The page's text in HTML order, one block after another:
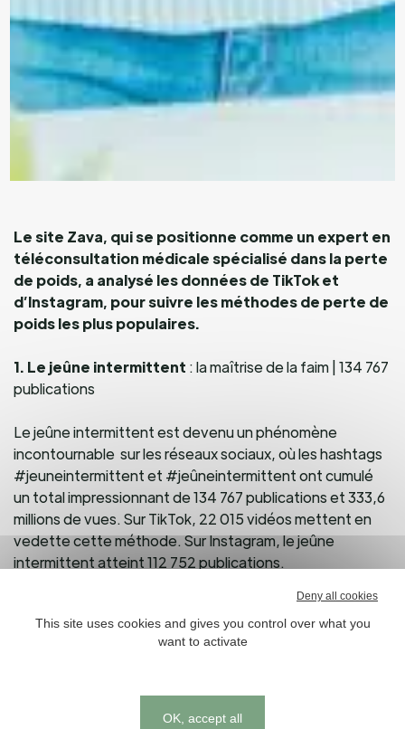
Le site Zava, qui se positionne comme un expert en
téléconsultation médicale spécialisé dans la perte
de poids, a analysé les données de TikTok et
d’Instagram, pour suivre les méthodes de perte de
poids les plus populaires.
1. Le jeûne intermittent : la maîtrise de la faim | 134 767
publications
Le jeûne intermittent est devenu un phénomène
incontournable sur les réseaux sociaux, où les hashtags
#jeuneintermittent et #jeûneintermittent ont cumulé
un total impressionnant de 134 767 publications et 333,6
millions de vues. Sur TikTok, 22 015 vidéos mettent en
vedette cette méthode. Sur Instagram, le jeûne
intermittent atteint 112 752 publications.
période allant de quatorze à dix-huit heures par jour
en réduisant la fenêtre de prise alimentaire à six à dix
Cookies management panel
This site uses cookies and gives you control over what you
want to activate
OK, accept all
Deny all cookies